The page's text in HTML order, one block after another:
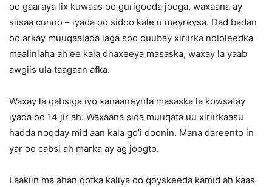
oo gaaraya lix kuwaas oo gurigooda jooga, waxaana ay
siisaa cunno – iyada oo sidoo kale u meyreysa. Dad badan
oo arkay muuqaalada laga soo duubay xiriirka nololeedka
maalinlaha ah ee kala dhaxeeya masaska, waxay la yaab
awgiis ula taagaan afka.
Waxay la qabsiga iyo xanaaneynta masaska la kowsatay
iyada oo 14 jir ah. Waxaana sida muuqata uu xiriirkaasu
hadda noqday mid aan kala go’i doonin. Mana dareento in
yar oo cabsi ah marka ay ag joogto.
Laakiin ma ahan qofka kaliya oo qoyskeeda kamid ah kaas